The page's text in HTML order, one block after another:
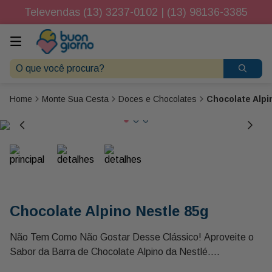
Televendas (13) 3237-0102 | (13) 98136-3385
O que você procura?
Monte Sua Cesta Doces e Chocolates Chocolate
Chocolate Alpino Nestle 85g
Não Tem Como Não Gostar Desse Clássico! Aproveite o
Sabor da Barra de Chocolate Alpino da Nestlé.